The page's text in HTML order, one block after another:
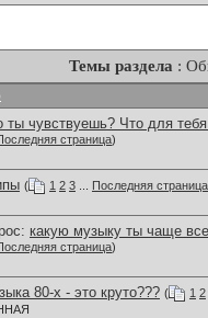
Темы раздела :
ты чувствуешь? Что для
страница)
( 1 2 3 Последняя страница
какую музыку ты чаще
страница)
80-х - это круто??? ( 1 2